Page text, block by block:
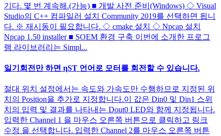
기다. 몇 번 계속해.(가능) ■ 개발 사전 준비(Windows) ◇ Visual
Studio의 C++ 컴파일러 설치 Community 2019를 선택하면 됩니
다. ※ 재시동이 필요합니다. ◇ cmake 설치 ◇ Npcap 설치
Npcap 1.50 installer ■ SOEM 환경 구축 이번에 소개한 프로그
램 라이브러리는 Simpl...
일기회전만 하면 ηST 언어로 모터를 회전할 수 있습니다.
절대 위치 설정에서는 속도와 가속도만 수행하므로 지정된 위
치의 Position을 추가로 지정합니다.이 값은 Din0 및 Din1 스위
치의 입력 및 결과를 나타내는 Dout0 LED와 함께 지정됩니다.
입력한 Channel 1 을 마우스 오른쪽 버튼으로 클릭하고 링크
수정 을 선택합니다. 입력한 Channel 2를 마우스 오른쪽 버튼